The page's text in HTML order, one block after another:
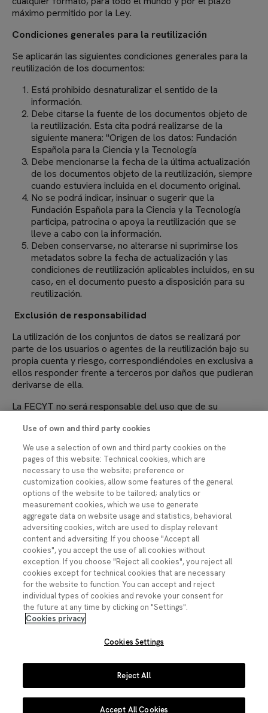
máximo permitido por la Ley.
Condiciones generales para la reutilización
Se aplicarán las siguientes condiciones generales para la
reutilización de los documentos:
Está prohibido desnaturalizar el sentido de la
información.
Debe citarse la fuente de los documentos objeto de
la reutilización. Esta cita podrá realizarse de la
siguiente manera: "Origen de los datos: Fundación
Española para la Ciencia y la Tecnología
Debe mencionarse la fecha de la última actualización
de los documentos objeto de la reutilización, siempre
cuando estuviera incluida en el documento original.
No se podrá indicar, insinuar o sugerir que la
Fundación Española para la Ciencia y la Tecnología
participa, patrocina o apoya la reutilización que se
lleve a cabo con la información.
Deben conservarse, no alterarse ni suprimirse los
metadatos sobre la fecha de actualización y las
condiciones de reutilización aplicables incluidos, en su
caso, en el documento puesto a disposición para su
reutilización.
Exclusión de responsabilidad
La utilización de los conjuntos de datos se realizará por
parte de los usuarios o agentes de la reutilización bajo su
propia cuenta y riesgo, correspondiéndoles en exclusiva a
ellos responder frente a terceros por daños que pudieran
derivarse de ella.
La FECYT no será responsable del uso que de su
de los daños sufridos o pérdidas económicas que, de
forma directa o indirecta, produzcan o puedan producir
perjuicios económicos, materiales o sobre datos,
provocados por el uso de la información reutilizada.
La FECYT no garantiza la continuidad en la puesta a
disposición de los documentos reutilizados, ni en
contenido ni en forma, ni asume responsabilidades por
cualquier error u omisión contenido en ellos.
Responsabilidad del agente reutilizador
El agente reutilizador se halla sometido a la normativa
aplicable en materia de reutilización de la información del
sector público, incluyendo el régimen sancionador previsto
en el artículo 11 de la Ley 37/2007, de 16 de noviembre,
sobre reutilización de la información del sector público.
Youtube
Linkedin
Facebook
Imagen
Instagram
X
Datos abiertos Aviso legal
Use of own and third party cookies
We use a selection of own and third party cookies on the
pages of this website: Technical cookies, which are
necessary to use the website; preference or
customization cookies, allow some features of the general
options of the website to be tailored; analytics or
measurement cookies, which we use to generate
aggregate data on website usage and statistics, behavioral
adversiting cookies, witch are used to display relevant
content and adversiting. If you choose "Accept all
cookies", you accept the use of all cookies without
exception. If you choose "Reject all cookies", you reject all
cookies except for technical cookies that are necessary
for the website to function. You can accept and reject
individual types of cookies and revoke your consent for
the future at any time by clicking on "Settings".
Cookies privacy
Cookies Settings
Reject All
Accept All Cookies